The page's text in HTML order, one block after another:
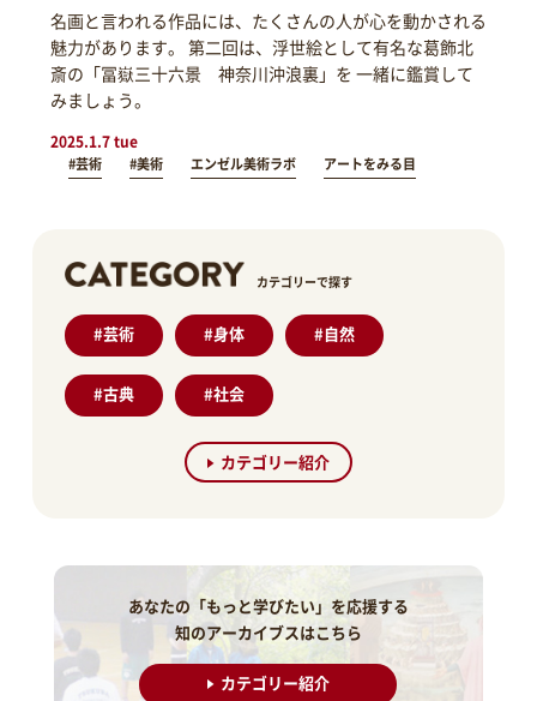
名画と言われる作品には、たくさんの人が心を動かされる
魅力があります。 第二回は、浮世絵として有名な葛飾北
斎の「冨嶽三十六景 神奈川沖浪裏」を 一緒に鑑賞して
みましょう。
2025.1.7 tue
#芸術 #美術 エンゼル美術ラボ アートをみる目
カテゴリーで探す
カテゴリー紹介
#芸術 #身体 #自然
#古典 #社会
あなたの「もっと学びたい」を応援する
知のアーカイブスはこちら
カテゴリー紹介